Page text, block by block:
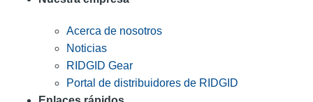
Acerca de nosotros
Noticias
RIDGID Gear
Portal de distribuidores de RIDGID